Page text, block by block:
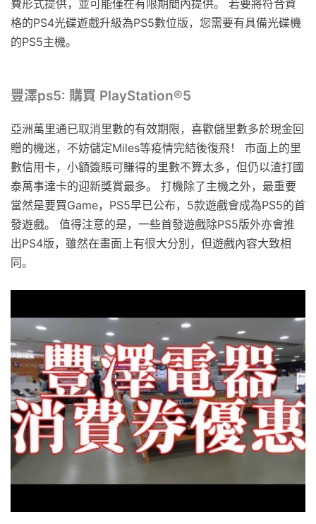
費形式提供，並可能僅在有限期間內提供。 若要將符合資
格的PS4光碟遊戲升級為PS5數位版，您需要有具備光碟機
的PS5主機。
豐澤ps5: 購買 PlayStation®5
亞洲萬里通已取消里數的有效期限，喜歡儲里數多於現金回
贈的機迷，不妨儲定Miles等疫情完結後復飛！ 市面上的里
數信用卡，小額簽賬可賺得的里數不算太多，但仍以渣打國
泰萬事達卡的迎新獎賞最多。 打機除了主機之外，最重要
當然是要買Game，PS5早已公布，5款遊戲會成為PS5的首
發遊戲。 值得注意的是，一些首發遊戲除PS5版外亦會推
出PS4版，雖然在畫面上有很大分別，但遊戲內容大致相
同。